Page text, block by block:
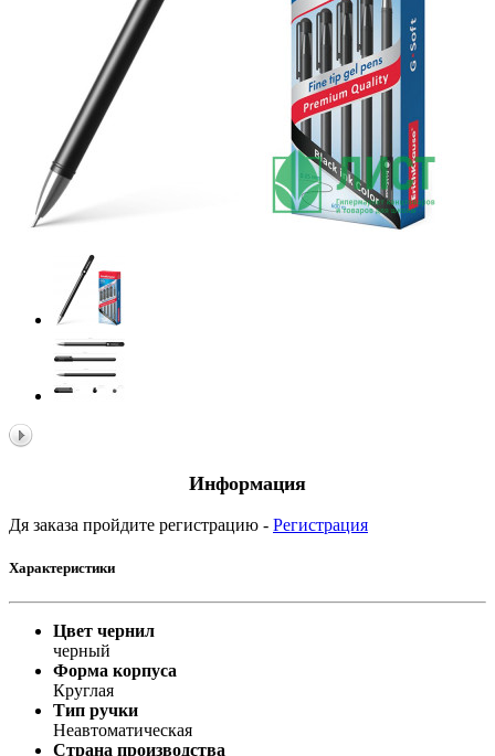
Информация
Дя заказа пройдите регистрацию - Регистрация
Характеристики
Цвет чернил
черный
Форма корпуса
Круглая
Тип ручки
Неавтоматическая
Страна производства